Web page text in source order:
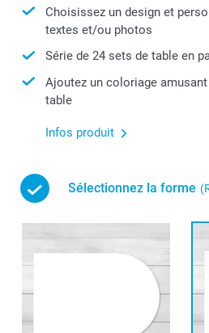
Choisissez un design et
textes et/ou photos
Série de 24 sets de table en
Ajoutez un coloriage
table
Infos produit
Sélectionnez la forme